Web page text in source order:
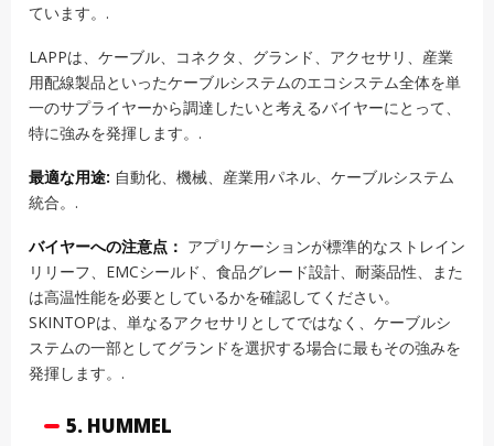
ています。.
LAPPは、ケーブル、コネクタ、グランド、アクセサリ、産業
用配線製品といったケーブルシステムのエコシステム全体を単
一のサプライヤーから調達したいと考えるバイヤーにとって、
特に強みを発揮します。.
最適な用途: 自動化、機械、産業用パネル、ケーブルシステム
統合。.
バイヤーへの注意点： アプリケーションが標準的なストレイン
リリーフ、EMCシールド、食品グレード設計、耐薬品性、また
は高温性能を必要としているかを確認してください。
SKINTOPは、単なるアクセサリとしてではなく、ケーブルシ
ステムの一部としてグランドを選択する場合に最もその強みを
発揮します。.
5. HUMMEL